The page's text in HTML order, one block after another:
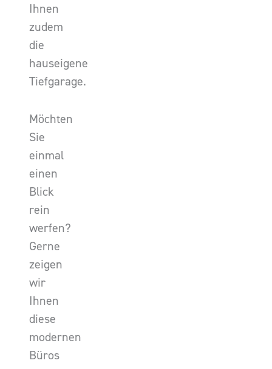
Ihnen
zudem
die
hauseigene
Tiefgarage.
Möchten
Sie
einmal
einen
Blick
rein
werfen?
Gerne
zeigen
wir
Ihnen
diese
modernen
Büros